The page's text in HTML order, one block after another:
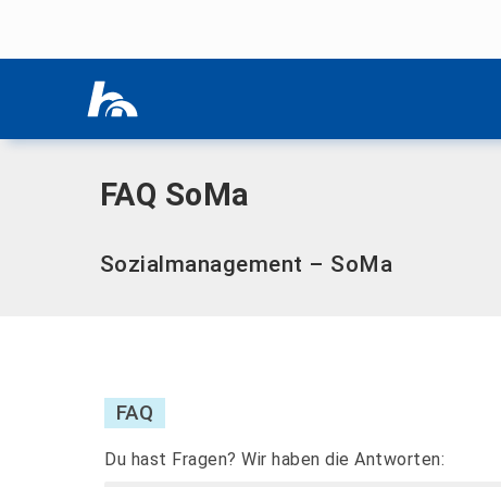
Home|FAQ SoMa
FAQ SoMa
Sozialmanagement – SoMa
FAQ
Du hast Fragen? Wir haben die Antworten: